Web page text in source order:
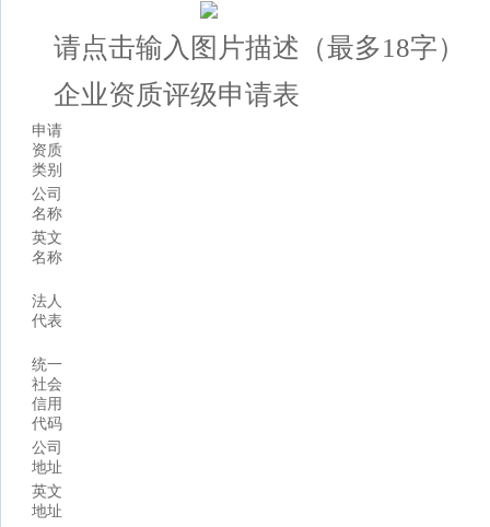
请点击输入图片描述（最多18字）
企业资质评级申请表
申请
资质
类别
公司
名称
英文
名称
法人
代表
统一
社会
信用
代码
公司
地址
英文
地址